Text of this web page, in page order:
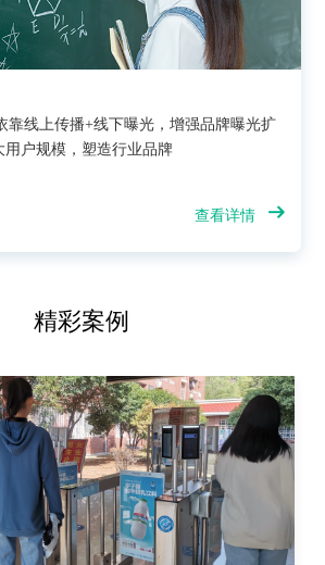
靠线上传播+线下曝光，增强品牌曝光扩
用户规模，塑造行业品牌
查看详情
精彩案例